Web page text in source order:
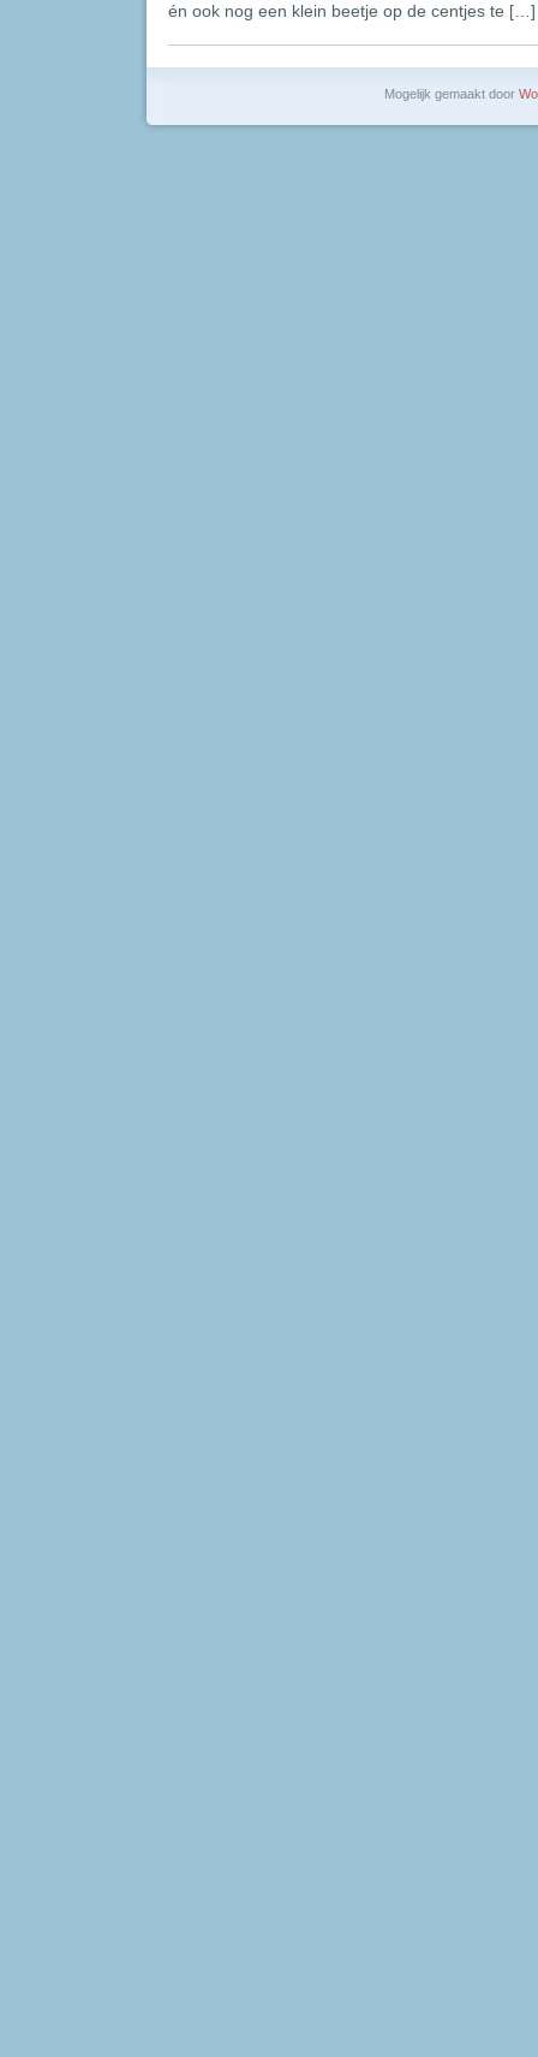
én ook nog een klein beetje op de centjes te […]
Mogelijk gemaakt door